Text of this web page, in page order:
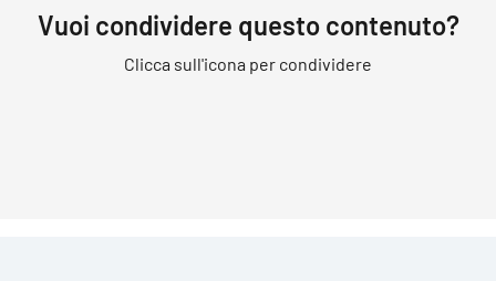
Vuoi condividere questo contenuto?
Clicca sull'icona per condividere